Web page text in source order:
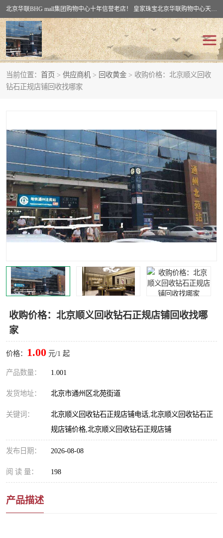
北京华联BHG mall集团购物中心十年信誉老店！ 皇家珠宝北京华联购物中心天时名苑店竭诚欢迎您。 北京市通州区（八通线）通州北苑地铁华联购物中心一层皇家珠宝 北京皇家珠宝通州黄金回收黄金首饰加工店（八通线: 通州北苑地铁华联店）：通州区通州北苑地铁华联购物中心一层皇家珠宝。
当前位置： 首页 > 供应商机 > 回收黄金 > 收购价格：北京顺义回收
钻石正规店铺回收找哪家
收购价格：北京顺义回收钻石正规店铺回收找哪
家
价格： 1.00 元/1 起
产品数量： 1.001
发货地址： 北京市通州区北苑街道
关键词：
北京顺义回收钻石正规店铺电话,北京顺义回收钻石正
规店铺价格,北京顺义回收钻石正规店铺
发布日期： 2026-08-08
阅 读 量： 198
产品描述
回收黄金
回收翡翠玉石